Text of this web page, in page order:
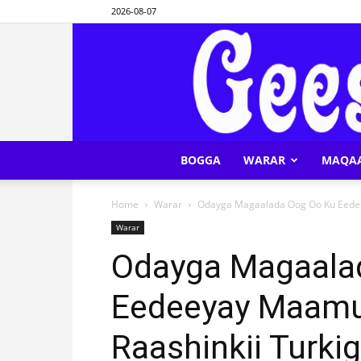
2026-08-07
BOGGA WARAR
Home Warar Odayga Magaalada Oog Oo Ku
Warar
Odayga
Eedeeyay
Raashinkii